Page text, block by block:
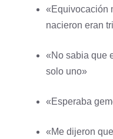
«Equivocación
nacieron eran
«No sabia que
solo uno»
«Esperaba
«Me dijeron